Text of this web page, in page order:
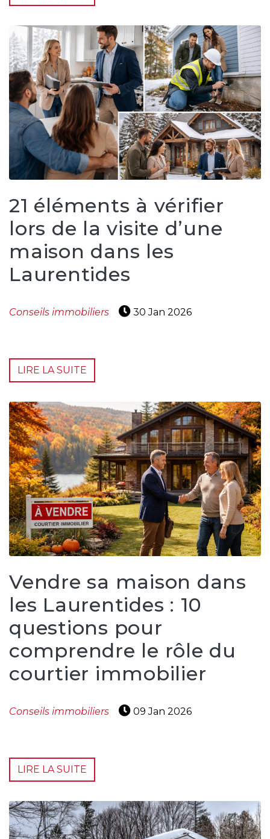
21 éléments à vérifier
lors de la visite d’une
maison dans les
Laurentides
Conseils immobiliers 30 Jan 2026
LIRE LA SUITE
Vendre sa maison dans
les Laurentides : 10
questions pour
comprendre le rôle du
courtier immobilier
Conseils immobiliers 09 Jan 2026
LIRE LA SUITE